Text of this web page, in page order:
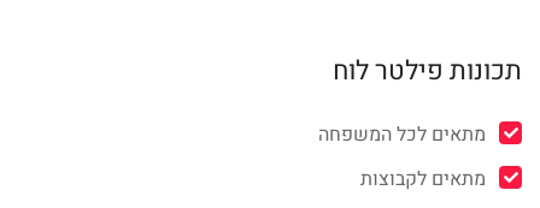
תכונות פילטר לוח
מתאים לכל המשפחה
מתאים לקבוצות